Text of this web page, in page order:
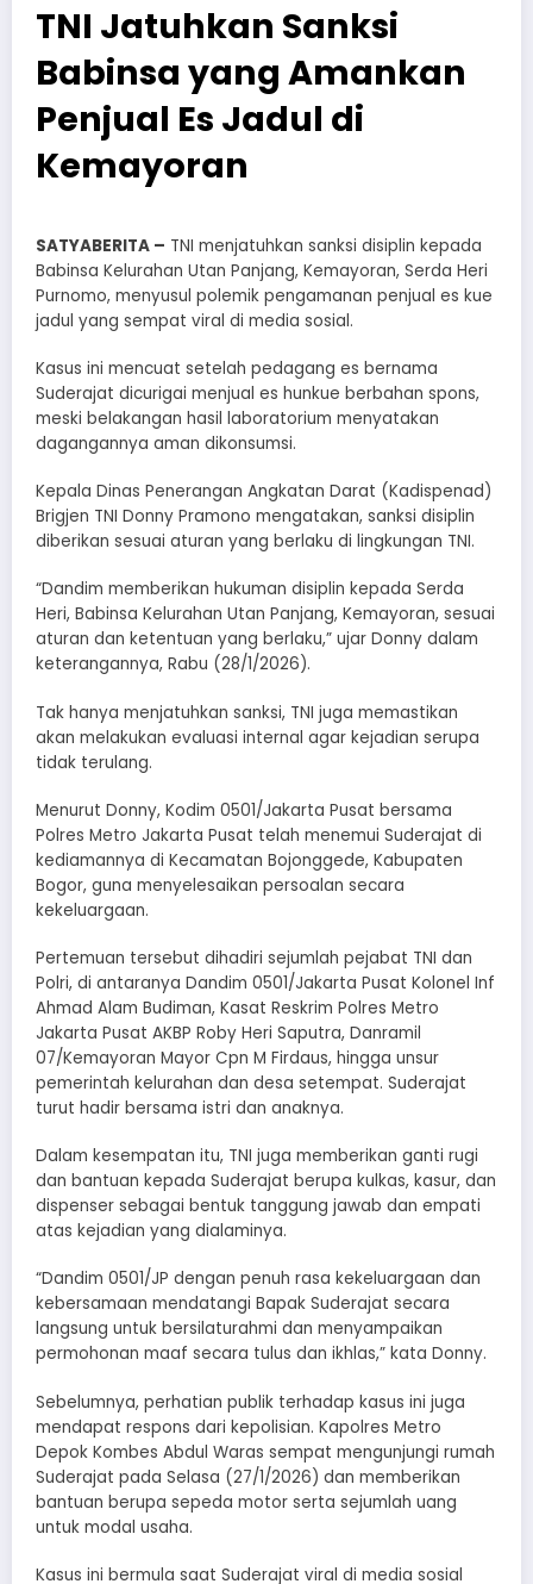
TNI Jatuhkan Sanksi
Babinsa yang Amankan
Penjual Es Jadul di
Kemayoran
SATYABERITA – TNI menjatuhkan sanksi disiplin kepada
Babinsa Kelurahan Utan Panjang, Kemayoran, Serda Heri
Purnomo, menyusul polemik pengamanan penjual es kue
jadul yang sempat viral di media sosial.
Kasus ini mencuat setelah pedagang es bernama
Suderajat dicurigai menjual es hunkue berbahan spons,
meski belakangan hasil laboratorium menyatakan
dagangannya aman dikonsumsi.
Kepala Dinas Penerangan Angkatan Darat (Kadispenad)
Brigjen TNI Donny Pramono mengatakan, sanksi disiplin
diberikan sesuai aturan yang berlaku di lingkungan TNI.
“Dandim memberikan hukuman disiplin kepada Serda
Heri, Babinsa Kelurahan Utan Panjang, Kemayoran, sesuai
aturan dan ketentuan yang berlaku,” ujar Donny dalam
keterangannya, Rabu (28/1/2026).
Tak hanya menjatuhkan sanksi, TNI juga memastikan
akan melakukan evaluasi internal agar kejadian serupa
tidak terulang.
Menurut Donny, Kodim 0501/Jakarta Pusat bersama
Polres Metro Jakarta Pusat telah menemui Suderajat di
kediamannya di Kecamatan Bojonggede, Kabupaten
Bogor, guna menyelesaikan persoalan secara
kekeluargaan.
Pertemuan tersebut dihadiri sejumlah pejabat TNI dan
Polri, di antaranya Dandim 0501/Jakarta Pusat Kolonel Inf
Ahmad Alam Budiman, Kasat Reskrim Polres Metro
Jakarta Pusat AKBP Roby Heri Saputra, Danramil
07/Kemayoran Mayor Cpn M Firdaus, hingga unsur
pemerintah kelurahan dan desa setempat. Suderajat
turut hadir bersama istri dan anaknya.
Dalam kesempatan itu, TNI juga memberikan ganti rugi
dan bantuan kepada Suderajat berupa kulkas, kasur, dan
dispenser sebagai bentuk tanggung jawab dan empati
atas kejadian yang dialaminya.
“Dandim 0501/JP dengan penuh rasa kekeluargaan dan
kebersamaan mendatangi Bapak Suderajat secara
langsung untuk bersilaturahmi dan menyampaikan
permohonan maaf secara tulus dan ikhlas,” kata Donny.
Sebelumnya, perhatian publik terhadap kasus ini juga
mendapat respons dari kepolisian. Kapolres Metro
Depok Kombes Abdul Waras sempat mengunjungi rumah
Suderajat pada Selasa (27/1/2026) dan memberikan
bantuan berupa sepeda motor serta sejumlah uang
untuk modal usaha.
Kasus ini bermula saat Suderajat viral di media sosial